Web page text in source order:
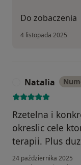
Do zobaczenia
4 listopada 2025
Natalia
Rzetelna i
okreslic cele
terapii. Plus
24 października 2025